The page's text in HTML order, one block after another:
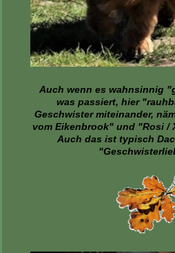
Auch wenn es wahnsinnig
was passiert, hier
Geschwister miteinander,
vom Eikenbrook" und "Rosi /
Auch das ist typisch